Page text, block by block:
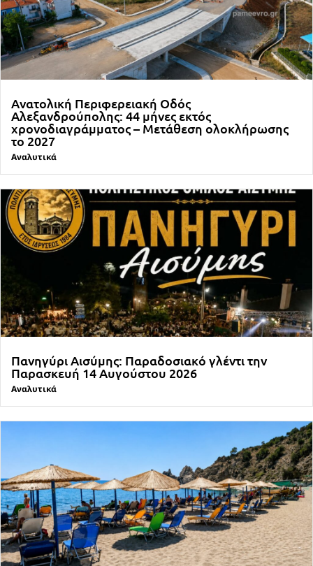
Ανατολική Περιφερειακή Οδός
Αλεξανδρούπολης: 44 μήνες εκτός
χρονοδιαγράμματος – Μετάθεση ολοκλήρωσης
το 2027
Αναλυτικά
Πανηγύρι Αισύμης: Παραδοσιακό γλέντι την
Παρασκευή 14 Αυγούστου 2026
Αναλυτικά